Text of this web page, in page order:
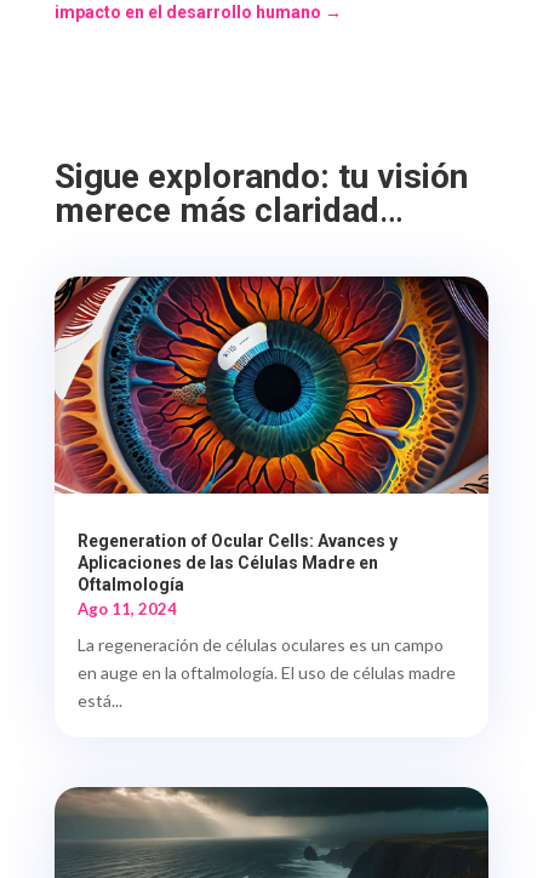
impacto en el desarrollo humano →
Sigue explorando: tu visión
merece más claridad…
Regeneration of Ocular Cells: Avances y
Aplicaciones de las Células Madre en
Oftalmología
Ago 11, 2024
La regeneración de células oculares es un campo
en auge en la oftalmología. El uso de células madre
está...